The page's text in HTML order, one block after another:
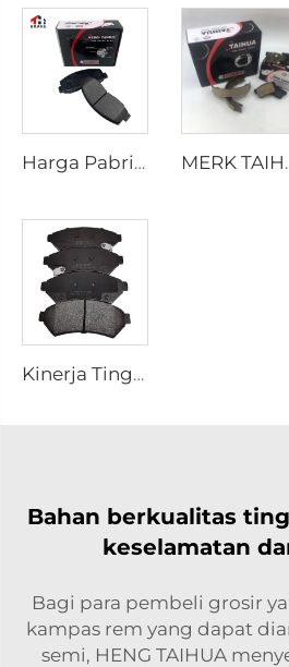
Harga Pabrik Bagian-bagian Otomotif Produsen Pelat Belakang Cakram Rem D2026 untuk Mobil Jepang MERK TAIHUA
Kinerja Tinggi Otomotif Mobil Set Pelat Rem Keramik D1075 untuk PONTIAC
Bahan berkualitas
keselamatan
Bagi para pembeli grosir
kampas rem yang dapat
semi, HENG TAIHUA